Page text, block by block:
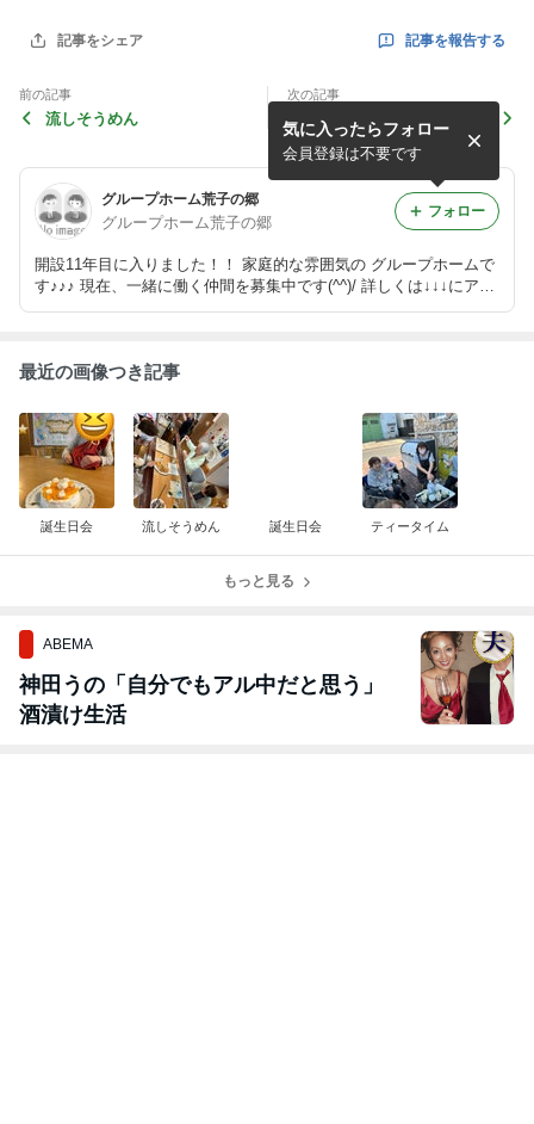
記事をシェア 記事を報告する
前の記事
流しそうめん
次の記事
グループホーム荒子の郷
グループホーム荒子の郷
開設11年目に入りました！！ 家庭的な雰囲気の グループホームで
す♪♪♪ 現在、一緒に働く仲間を募集中です(^^)/ 詳しくは↓↓↓にアク
セス http://www.yattokame.com/index.php お待ちしています(^^
気に入ったらフォロー
会員登録は不要です
フォロー
最近の画像つき記事
誕生日会 流しそうめん 誕生日会 ティータイム
もっと見る
ABEMA
神田うの「自分でもアル中だと思う」
酒漬け生活